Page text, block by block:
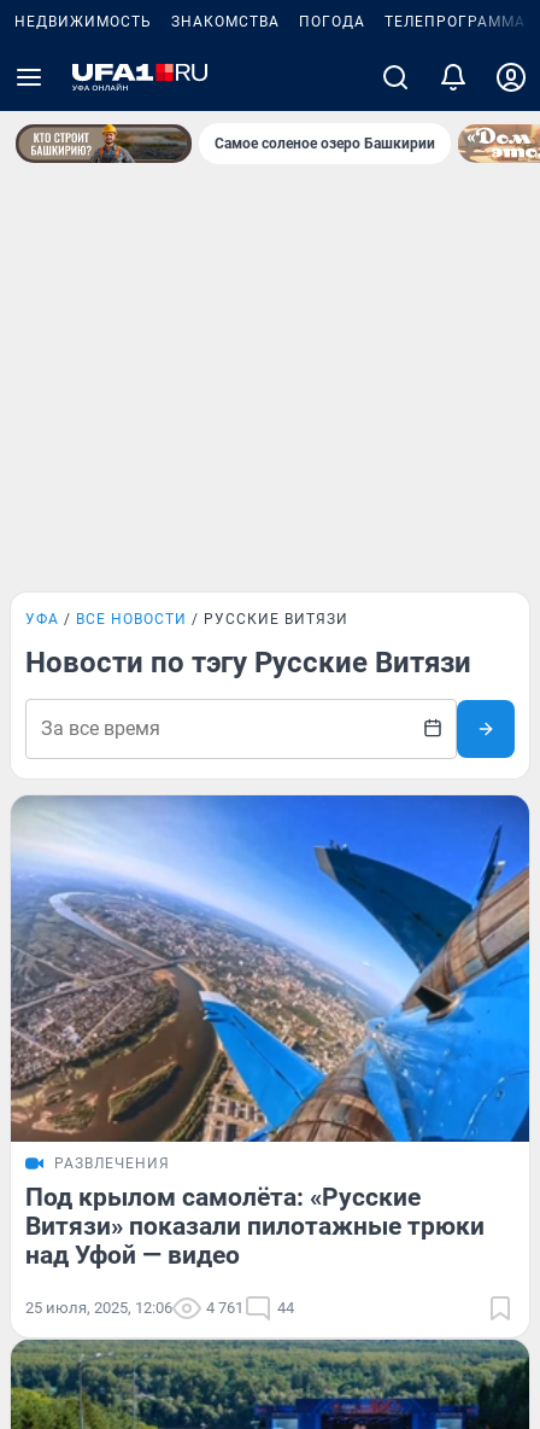
НЕДВИЖИМОСТЬ ЗНАКОМСТВА ПОГОДА ТЕЛЕПРОГРАММА
Самое соленое озеро Башкирии
УФА ВСЕ НОВОСТИ РУССКИЕ ВИТЯЗИ
Новости по тэгу Русские Витязи
РАЗВЛЕЧЕНИЯ
Под крылом самолёта: «Русские
Витязи» показали пилотажные трюки
над Уфой — видео
25 июля, 2025, 12:06 4 761 44